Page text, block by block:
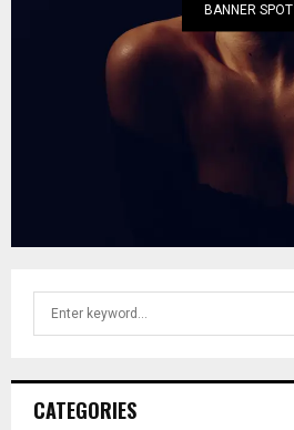
BANNER SPOT
h
CATEGORIES